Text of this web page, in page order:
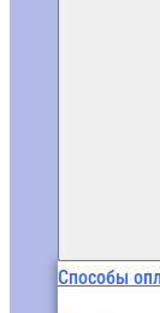
Способы